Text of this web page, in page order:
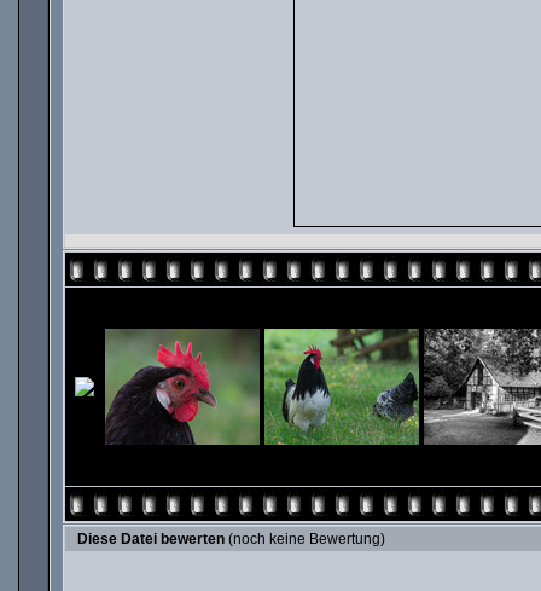
Diese Datei bewerten (noch keine Bewertung)